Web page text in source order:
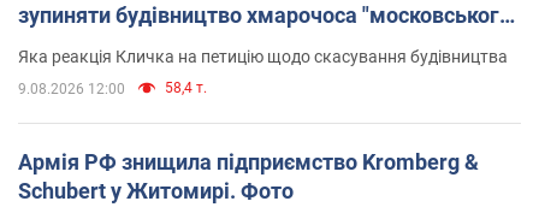
зупиняти будівництво хмарочоса "московського
вірянина"
Яка реакція Кличка на петицію щодо скасування будівництва
9.08.2026 12:00 58,4 т.
Армія РФ знищила підприємство Kromberg &
Schubert у Житомирі. Фото